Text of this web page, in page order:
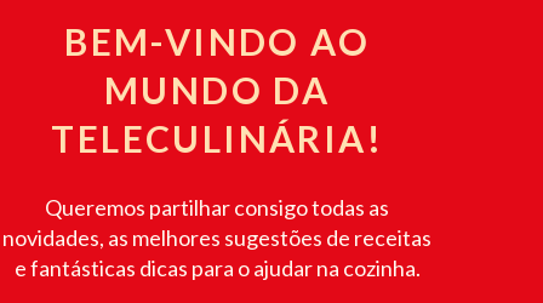
BEM-VINDO AO
MUNDO DA
TELECULINÁRIA!
Queremos partilhar consigo todas as
novidades, as melhores sugestões de receitas
e fantásticas dicas para o ajudar na cozinha.